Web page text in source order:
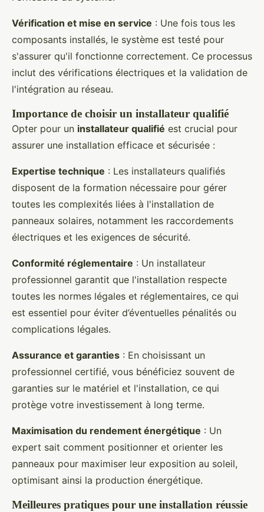
Vérification et mise en service : Une fois tous les
composants installés, le système est testé pour
s'assurer qu'il fonctionne correctement. Ce processus
inclut des vérifications électriques et la validation de
l'intégration au réseau.
Importance de choisir un installateur qualifié
Opter pour un installateur qualifié est crucial pour
assurer une installation efficace et sécurisée :
Expertise technique : Les installateurs qualifiés
disposent de la formation nécessaire pour gérer
toutes les complexités liées à l'installation de
panneaux solaires, notamment les raccordements
électriques et les exigences de sécurité.
Conformité réglementaire : Un installateur
professionnel garantit que l'installation respecte
toutes les normes légales et réglementaires, ce qui
est essentiel pour éviter d’éventuelles pénalités ou
complications légales.
Assurance et garanties : En choisissant un
professionnel certifié, vous bénéficiez souvent de
garanties sur le matériel et l'installation, ce qui
protège votre investissement à long terme.
Maximisation du rendement énergétique : Un
expert sait comment positionner et orienter les
panneaux pour maximiser leur exposition au soleil,
optimisant ainsi la production énergétique.
Meilleures pratiques pour une installation réussie